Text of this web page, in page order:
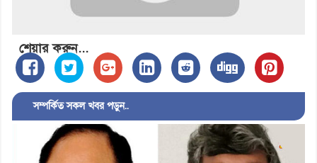
শেয়ার করুন...
সম্পর্কিত সকল খবর পড়ুন..